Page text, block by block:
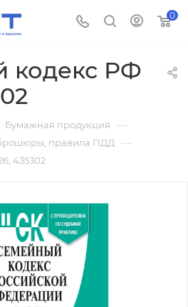
0
кодекс РФ
Бумажная продукция —
правила ПДД —
435302